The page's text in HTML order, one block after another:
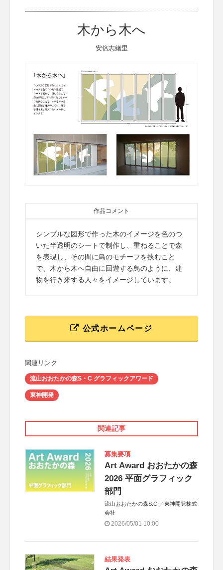
木から木へ
安倍志緒里
作品コメント
シンプルな図形で作った木のイメージを色のつ
いた半透明のシートで制作し、重ねることで森
を表現し、その間に鳥のモチーフを挟むこと
で、木から木へ自由に回遊する鳥のように、建
物を行き来する人々をイメージしています。
公式ホームページ
関連リンク
流山おおたかの森S・C グラフィックアワード
東神開発
関連記事
募集要項
Art Award おおたかの森
2026 平面グラフィック
部門
流山おおたかの森S.C.／東神開発株式
会社
2026/05/01 10:00
結果発表